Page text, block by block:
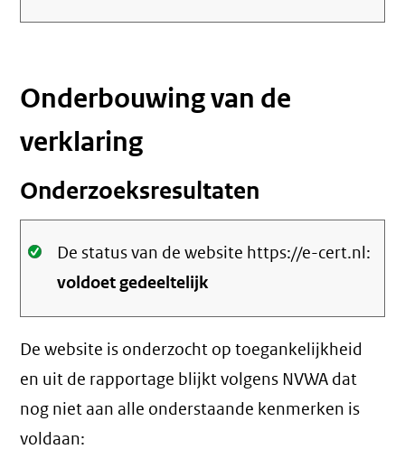
link)
Onderbouwing van de
verklaring
Onderzoeksresultaten
Oké.
De status van de website https://e-cert.nl:
voldoet gedeeltelijk
De website is onderzocht op toegankelijkheid
en uit de rapportage blijkt volgens NVWA dat
nog niet aan alle onderstaande kenmerken is
voldaan: